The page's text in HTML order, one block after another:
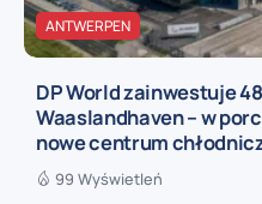
ANTWERPEN
DP World zainwestuje
Waaslandhaven – w
nowe centrum
99 Wyświetleń